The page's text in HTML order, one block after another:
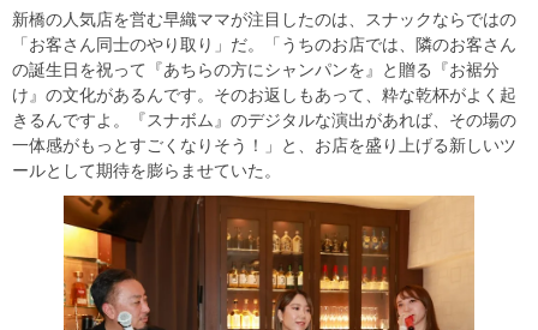
新橋の人気店を営む早織ママが注目したのは、スナックならではの
「お客さん同士のやり取り」だ。「うちのお店では、隣のお客さん
の誕生日を祝って『あちらの方にシャンパンを』と贈る『お裾分
け』の文化があるんです。そのお返しもあって、粋な乾杯がよく起
きるんですよ。『スナボム』のデジタルな演出があれば、その場の
一体感がもっとすごくなりそう！」と、お店を盛り上げる新しいツ
ールとして期待を膨らませていた。